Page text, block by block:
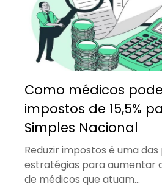
Como médicos
impostos de 15,5%
Simples Nacional
Reduzir impostos é uma
estratégias para aumentar
de médicos que atuam...